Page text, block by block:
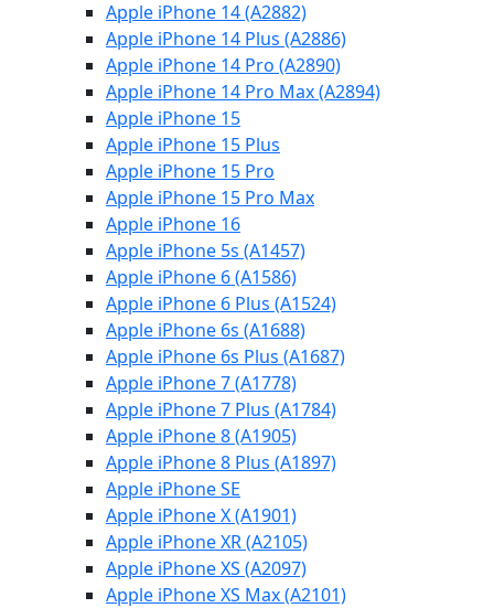
Apple iPhone 14 (A2882)
Apple iPhone 14 Plus (A2886)
Apple iPhone 14 Pro (A2890)
Apple iPhone 14 Pro Max (A2894)
Apple iPhone 15
Apple iPhone 15 Plus
Apple iPhone 15 Pro
Apple iPhone 15 Pro Max
Apple iPhone 16
Apple iPhone 5s (A1457)
Apple iPhone 6 (A1586)
Apple iPhone 6 Plus (A1524)
Apple iPhone 6s (A1688)
Apple iPhone 6s Plus (A1687)
Apple iPhone 7 (A1778)
Apple iPhone 7 Plus (A1784)
Apple iPhone 8 (A1905)
Apple iPhone 8 Plus (A1897)
Apple iPhone SE
Apple iPhone X (A1901)
Apple iPhone XR (A2105)
Apple iPhone XS (A2097)
Apple iPhone XS Max (A2101)